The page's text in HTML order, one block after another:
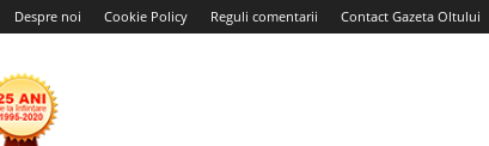
Despre noi Cookie Policy Reguli comentarii Contact Gazeta Oltului